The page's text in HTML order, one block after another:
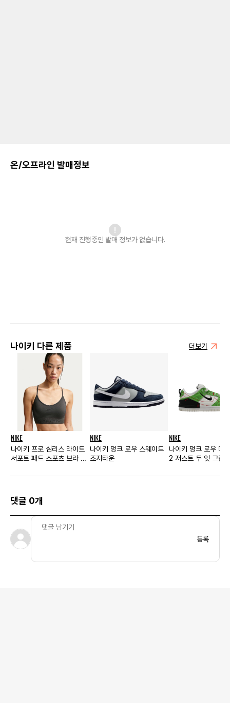
온/오프라인 발매정보
현재 진행중인 발매 정보가 없습니다.
나이키 다른 제품 더보기
NIKE
나이키 프로 심리스 라이트
서포트 패드 스포츠 브라 다
우먼스
NIKE
나이키 덩크 로우 스웨이드
조지타운
NIKE
나이키 덩크 로우 디
2 저스트 두 잇 그린
댓글 0개
등록